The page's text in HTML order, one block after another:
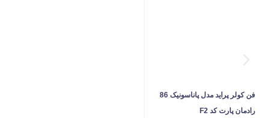
فن کولر پراید مدل پاناسونیک 86
رادمان پارت کد F2